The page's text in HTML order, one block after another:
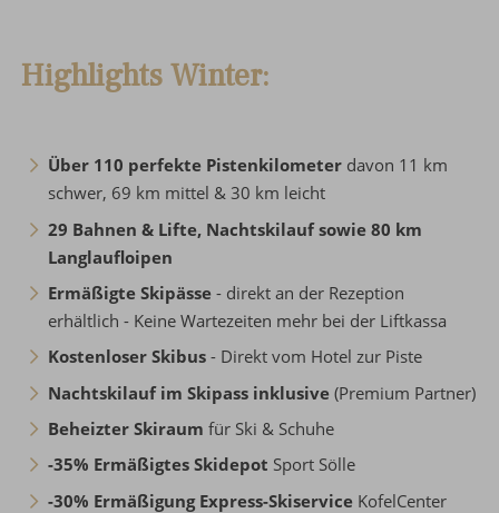
Highlights Winter:
Über 110 perfekte Pistenkilometer davon 11 km
schwer, 69 km mittel & 30 km leicht
29 Bahnen & Lifte, Nachtskilauf sowie 80 km
Langlaufloipen
Ermäßigte Skipässe - direkt an der Rezeption
erhältlich - Keine Wartezeiten mehr bei der Liftkassa
Kostenloser Skibus - Direkt vom Hotel zur Piste
Nachtskilauf im Skipass inklusive (Premium Partner)
Beheizter Skiraum für Ski & Schuhe
-35% Ermäßigtes Skidepot Sport Sölle
-30% Ermäßigung Express-Skiservice KofelCenter